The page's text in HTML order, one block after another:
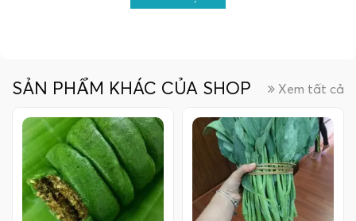
SẢN PHẨM KHÁC CỦA SHOP Xem tất cả